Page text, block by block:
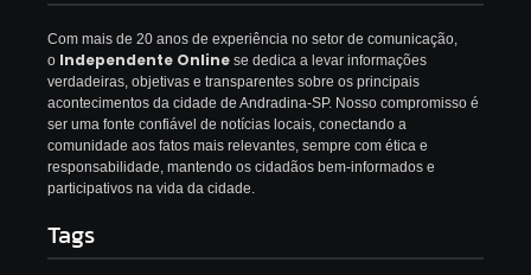
Com mais de 20 anos de experiência no setor de comunicação,
o Independente Online se dedica a levar informações
verdadeiras, objetivas e transparentes sobre os principais
acontecimentos da cidade de Andradina-SP. Nosso compromisso é
ser uma fonte confiável de notícias locais, conectando a
comunidade aos fatos mais relevantes, sempre com ética e
responsabilidade, mantendo os cidadãos bem-informados e
participativos na vida da cidade.
Tags